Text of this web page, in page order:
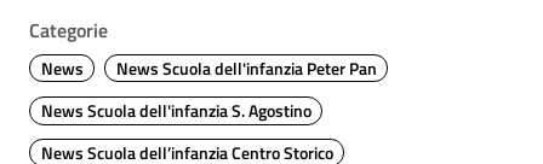
Categorie
News
News Scuola dell'infanzia Peter Pan
News Scuola dell'infanzia S. Agostino
News Scuola dell’infanzia Centro Storico